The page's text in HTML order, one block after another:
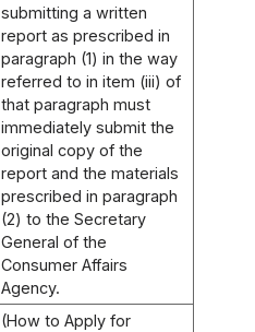
submitting a written
report as prescribed in
paragraph (1) in the way
referred to in item (iii) of
that paragraph must
immediately submit the
original copy of the
report and the materials
prescribed in paragraph
(2) to the Secretary
General of the
Consumer Affairs
Agency.
(How to Apply for